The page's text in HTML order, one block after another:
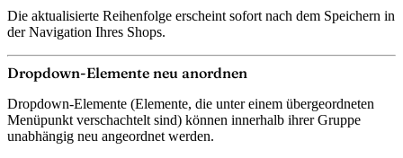
Die aktualisierte Reihenfolge erscheint sofort nach dem Speichern in
der Navigation Ihres Shops.
Dropdown-Elemente neu anordnen
Dropdown-Elemente (Elemente, die unter einem übergeordneten
Menüpunkt verschachtelt sind) können innerhalb ihrer Gruppe
unabhängig neu angeordnet werden.